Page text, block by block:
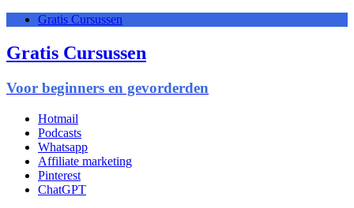
Gratis Cursussen
Gratis Cursussen
Voor beginners en gevorderden
Hotmail
Podcasts
Whatsapp
Affiliate marketing
Pinterest
ChatGPT